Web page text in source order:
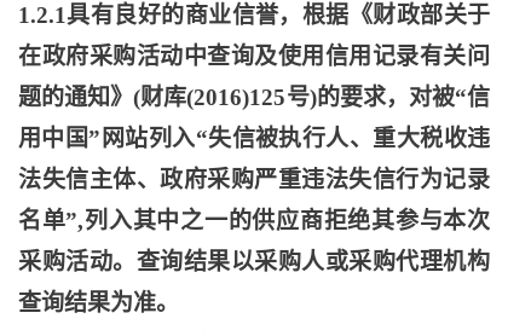
1.2.1具有良好的商业信誉，根据《财政部关于
在政府采购活动中查询及使用信用记录有关问
题的通知》(财库(2016)125号)的要求，对被“信
用中国”网站列入“失信被执行人、重大税收违
法失信主体、政府采购严重违法失信行为记录
名单”,列入其中之一的供应商拒绝其参与本次
采购活动。查询结果以采购人或采购代理机构
查询结果为准。